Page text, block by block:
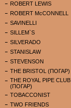
ROBERT LEWIS
ROBERT McCONNELL
SAVINELLI
SILLEM`S
SILVERADO
STANISLAW
STEVENSON
THE BRISTOL (ПОГАР)
THE ROYAL PIPE CLUB
(ПОГАР)
TOBACCONIST
TWO FRIENDS